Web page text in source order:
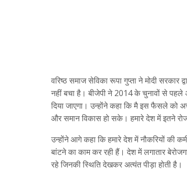
वरिष्ठ समाज सेविका रूपा गुप्ता ने मोदी
नहीं बचा है। बीजेपी ने 2014 के चुनावों से पहले
दिया जाएगा। उन्होंने कहा कि मै इस फैसले को
और समान विकास हो सके। हमारे देश में इतने
उन्होंने आगे कहा कि हमारे देश में नौकरियों की
बांटने का काम कर रही हैं। देश में लगातार
रहे जिनकी स्थिति देखकर अत्यंत पीड़ा होती है।